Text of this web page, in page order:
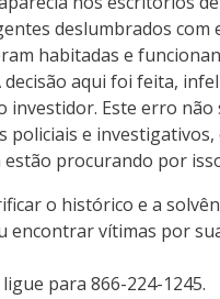
deslumbrados
habitadas e
decisão aqui foi feita,
Este erro
e
estão procurando por
o histórico e a
encontrar vítimas por
para 866-224-1245.